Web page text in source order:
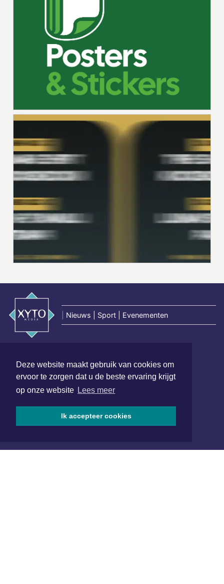
Deze website maakt gebruik van cookies om
ervoor te zorgen dat u de beste ervaring krijgt
op onze website Lees meer
Ik accepteer cookies
Nieuws | Sport | Evenementen
van Benthuizenlaan 1
1701 BZ Heerhugowaard
072 8200 600
www.xyto.nl